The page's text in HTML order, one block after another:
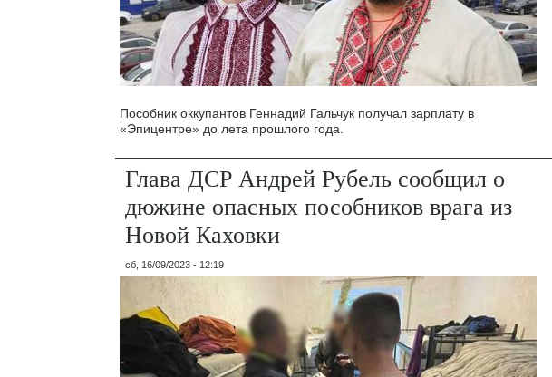
Пособник оккупантов Геннадий Гальчук получал зарплату в
«Эпицентре» до лета прошлого года.
Глава ДСР Андрей Рубель сообщил о
дюжине опасных пособников врага из
Новой Каховки
сб, 16/09/2023 - 12:19